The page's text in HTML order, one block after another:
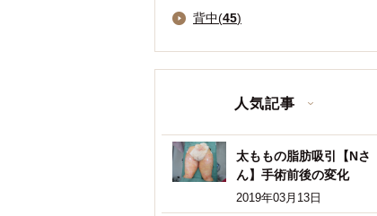
背中(45)
人気記事
太ももの脂肪吸引【Nさ
ん】手術前後の変化
2019年03月13日